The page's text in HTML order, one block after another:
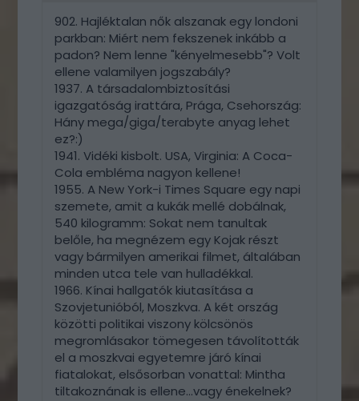
902. Hajléktalan nők alszanak egy londoni
parkban: Miért nem fekszenek inkább a
padon? Nem lenne "kényelmesebb"? Volt
ellene valamilyen jogszabály?
1937. A társadalombiztosítási
igazgatóság irattára, Prága, Csehország:
Hány mega/giga/terabyte anyag lehet
ez?:)
1941. Vidéki kisbolt. USA, Virginia: A Coca-
Cola embléma nagyon kellene!
1955. A New York-i Times Square egy napi
szemete, amit a kukák mellé dobálnak,
540 kilogramm: Sokat nem tanultak
belőle, ha megnézem egy Kojak részt
vagy bármilyen amerikai filmet, általában
minden utca tele van hulladékkal.
1966. Kínai hallgatók kiutasítása a
Szovjetunióból, Moszkva. A két ország
közötti politikai viszony kölcsönös
megromlásakor tömegesen távolították
el a moszkvai egyetemre járó kínai
fiatalokat, elsősorban vonattal: Mintha
tiltakoznának is ellene...vagy énekelnek?